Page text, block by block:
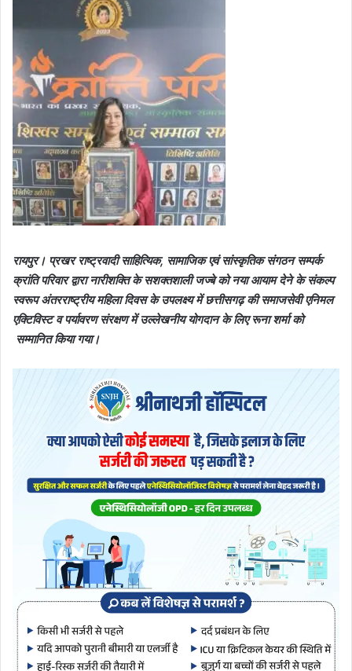
रायपुर। प्रखर राष्ट्रवादी साहित्यिक, सामाजिक एवं सांस्कृतिक संगठन सम्पर्क
क्रांति परिवार द्वारा नारीशक्ति के सशक्तशाली जज्बे को नया आयाम देने के संकल्प
स्वरूप अंतरराष्ट्रीय महिला दिवस के उपलक्ष्य में छत्तीसगढ़ की समाजसेवी एनिमल
एक्टिविस्ट व पर्यावरण संरक्षण में उल्लेखनीय योगदान के लिए रूना शर्मा को
सम्मानित किया गया।